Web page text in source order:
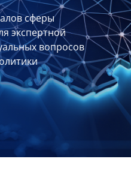
сферы
экспертной
вопросов